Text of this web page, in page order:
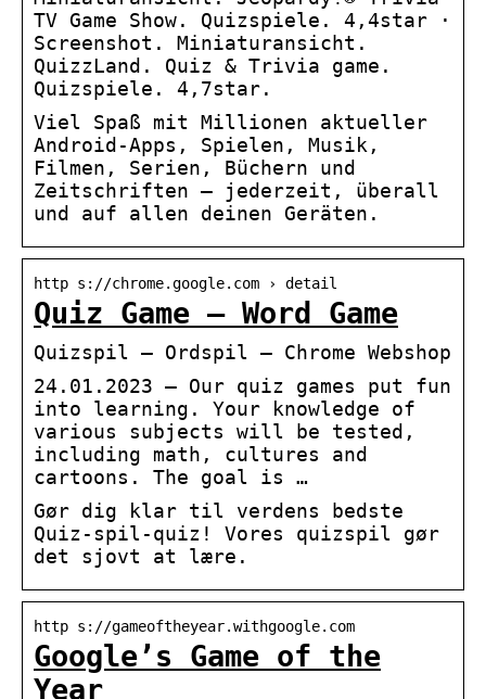
TV Game Show. Quizspiele. 4,4star ·
Screenshot. Miniaturansicht.
QuizzLand. Quiz & Trivia game.
Quizspiele. 4,7star.
Viel Spaß mit Millionen aktueller
Android-Apps, Spielen, Musik,
Filmen, Serien, Büchern und
Zeitschriften – jederzeit, überall
und auf allen deinen Geräten.
http s://chrome.google.com › detail
Quiz Game – Word Game
Quizspil – Ordspil – Chrome Webshop
24.01.2023 — Our quiz games put fun
into learning. Your knowledge of
various subjects will be tested,
including math, cultures and
cartoons. The goal is …
Gør dig klar til verdens bedste
Quiz-spil-quiz! Vores quizspil gør
det sjovt at lære.
http s://gameoftheyear.withgoogle.com
Google’s Game of the
Year